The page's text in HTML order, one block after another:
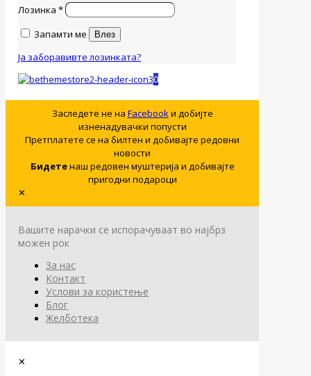
Лозинка*
Запамти ме
Влез
Ја заборавивте лозинката?
0
Заследете не на Facebookи добијте
изненадувачки попусти
Претплатете се на билтен и добивајте редовни
новости
Бидетенаш редовен муштерија и добивајте
пригодни подароци
✕
Вашите нарачки се испорачуваат во најбрз
можен рок
За нас
Контакт
Услови за користење
Блог
Желботека
✕